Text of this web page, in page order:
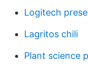
Logitech
Lagritos chili
Plant science